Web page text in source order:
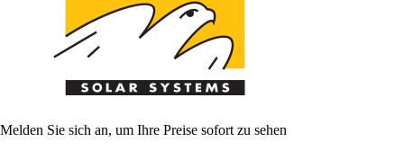
Melden Sie sich an, um Ihre Preise sofort zu sehen